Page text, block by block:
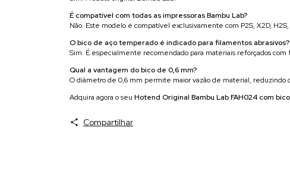
É compatível com todas as impressoras Bambu Lab?
Não. Este modelo é compatível exclusivamente com P2S, X2D,
O bico de aço temperado é indicado para filamentos abrasivos?
Sim. É especialmente recomendado para materiais reforçados
Qual a vantagem do bico de 0,6 mm?
O diâmetro de 0,6 mm permite maior vazão de material, reduzindo
Adquira agora o seu Hotend Original Bambu Lab FAH024 com
Compartilhar